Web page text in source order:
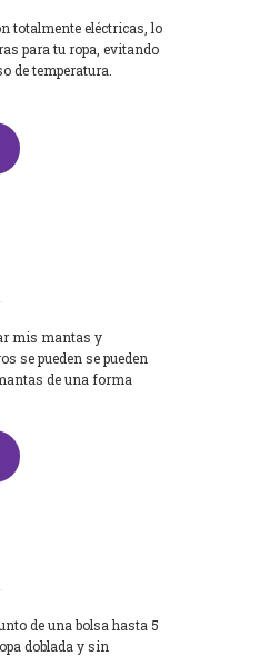
totalmente eléctricas, lo
para tu ropa, evitando
de temperatura.
mis mantas y
se pueden se pueden
de una forma
de una bolsa hasta 5
doblada y sin